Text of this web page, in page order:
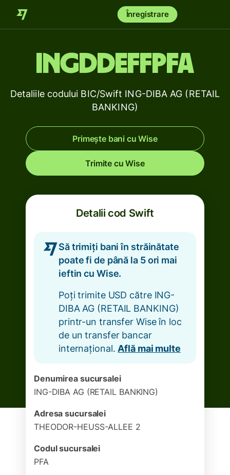
Înregistrare
INGDDEFFPFA
Detaliile codului BIC/Swift ING-DIBA AG (RETAIL
BANKING)
Primește bani cu Wise
Trimite cu Wise
Detalii cod Swift
Să trimiți bani în străinătate
poate fi de până la 5 ori mai
ieftin cu Wise.
Poți trimite USD către ING-
DIBA AG (RETAIL BANKING)
printr-un transfer Wise în loc
de un transfer bancar
internațional. Află mai multe
Denumirea sucursalei
ING-DIBA AG (RETAIL BANKING)
Adresa sucursalei
THEODOR-HEUSS-ALLEE 2
Codul sucursalei
PFA